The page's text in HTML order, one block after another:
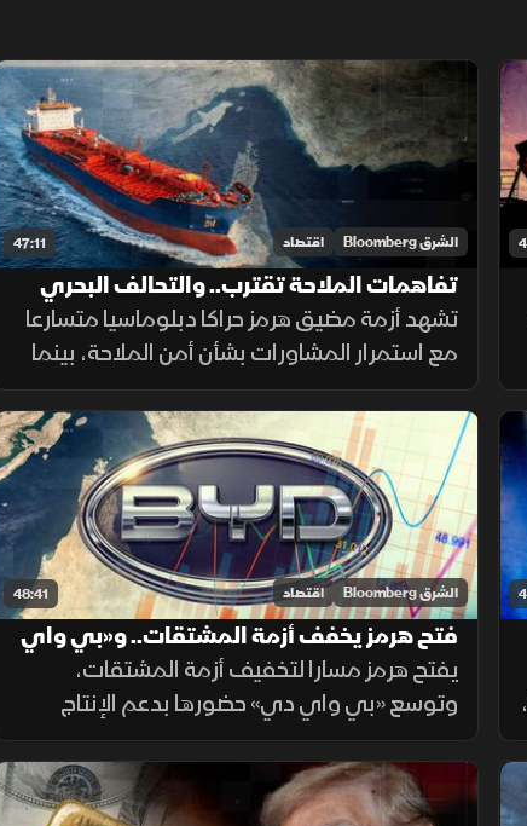
47:11 الشرق Bloomberg اقتصاد
تفاهمات الملاحة تقترب.. والتحالف البحري
يوسع التعاون الدولي
تشهد أزمة مضيق هرمز حراكا دبلوماسيا متسارعا
مع استمرار المشاورات بشأن أمن الملاحة، بينما
يتعزز التنسيق الدولي لدعم التحالف البحري
الدفاعي متعدد الجنسيات لحماية الممرات
البحرية وخطوط التجارة.
48:41 الشرق Bloomberg اقتصاد
فتح هرمز يخفف أزمة المشتقات.. و«بي واي
دي» توسع حضورها
يفتح هرمز مسارا لتخفيف أزمة المشتقات،
وتوسع «بي واي دي» حضورها بدعم الإنتاج
والبطاريات. ويحتاج الاقتصاد الألماني إلى
الاستثمار، فيما تترقب العملات المشفرة السيولة
والتشريعات.